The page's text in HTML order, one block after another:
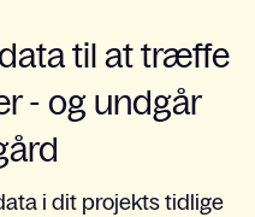
til at træffe
- og undgår
i dit projekts tidlige